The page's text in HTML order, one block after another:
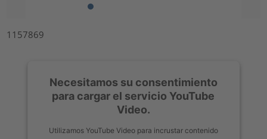
1157869
Necesitamos su consentimiento
para cargar el servicio YouTube
Video.
Utilizamos YouTube Video para incrustar contenido